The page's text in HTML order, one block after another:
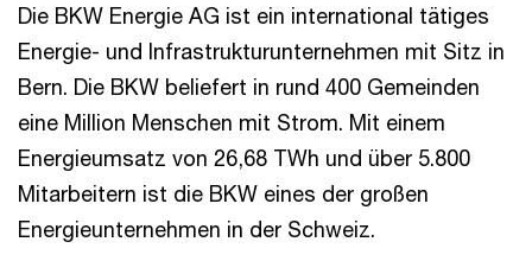
Die BKW Energie AG ist ein international tätiges
Energie- und Infrastrukturunternehmen mit Sitz in
Bern. Die BKW beliefert in rund 400 Gemeinden
eine Million Menschen mit Strom. Mit einem
Energieumsatz von 26,68 TWh und über 5.800
Mitarbeitern ist die BKW eines der großen
Energieunternehmen in der Schweiz.